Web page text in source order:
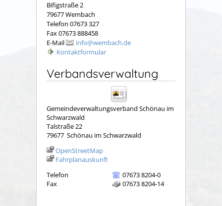
Bifigstraße 2
79677 Wembach
Telefon 07673 327
Fax 07673 888458
E-Mail
info@wembach.de
Kontaktformular
Verbandsverwaltung
Gemeindeverwaltungsverband Schönau im
Schwarzwald
Talstraße 22
79677 Schönau im Schwarzwald
OpenStreetMap
Fahrplanauskunft
Telefon
07673 8204-0
Fax
07673 8204-14